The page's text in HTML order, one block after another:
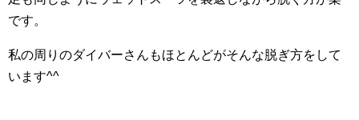
です。
私の周りのダイバーさんもほとんどがそんな脱ぎ方をして
います^^